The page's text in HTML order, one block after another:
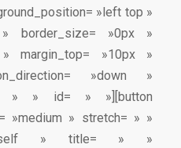
»left top »
border_size= »0px »
margin_top= »10px »
»down »
» » id= » »][button
»medium » stretch= » »
» title= » »